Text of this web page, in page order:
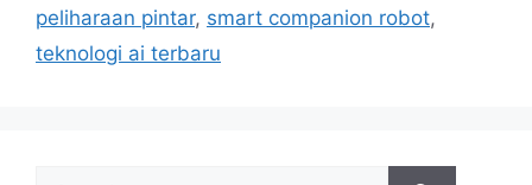
r
i
peliharaan pintar, smart companion robot,
teknologi ai terbaru